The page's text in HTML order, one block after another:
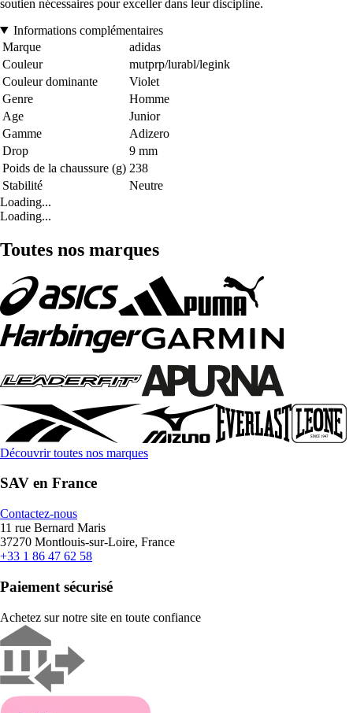
soutien nécessaires pour exceller dans leur discipline.
Informations complémentaires
Marque
adidas
Couleur
mutprp/lurabl/legink
Couleur dominante
Violet
Genre
Homme
Age
Junior
Gamme
Adizero
Drop
9 mm
Poids de la chaussure (g) 238
Stabilité
Neutre
Loading...
Loading...
Toutes nos marques
Découvrir toutes nos marques
SAV en France
Contactez-nous
11 rue Bernard Maris
37270 Montlouis-sur-Loire, France
+33 1 86 47 62 58
Paiement sécurisé
Achetez sur notre site en toute confiance